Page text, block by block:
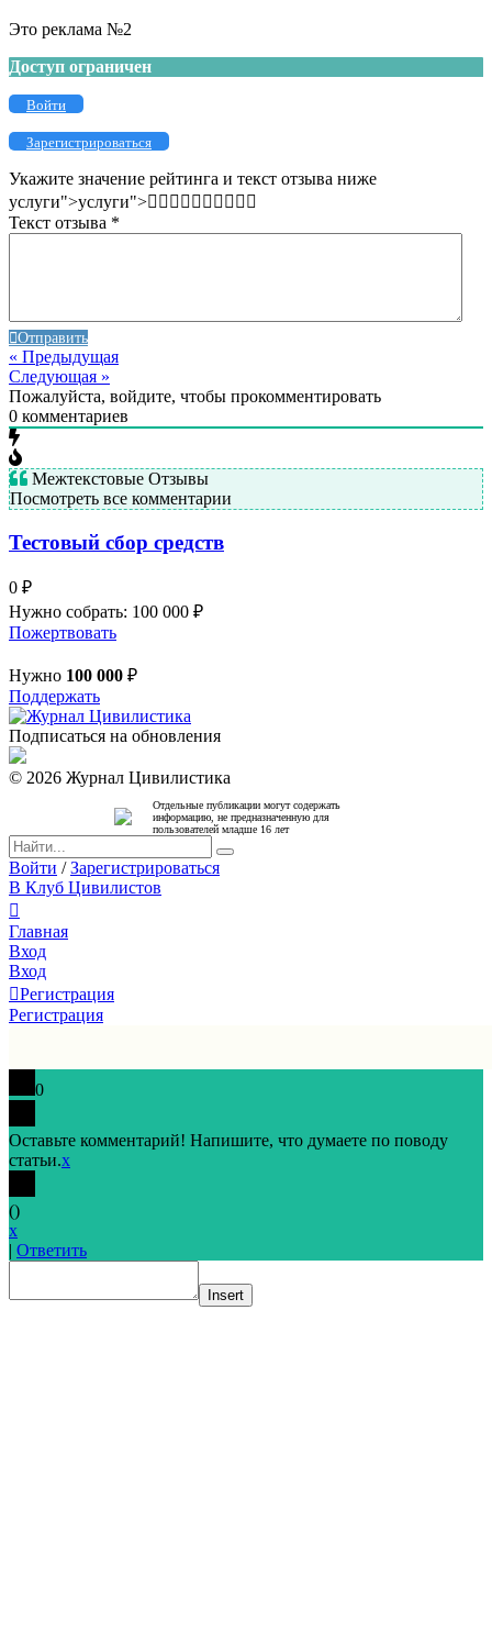
Это реклама №2
Доступ ограничен
Войти
Зарегистрироваться
Укажите значение рейтинга и текст отзыва ниже
услуги">услуги">
Текст отзыва *
Отправить
« Предыдущая
Следующая »
Пожалуйста, войдите, чтобы прокомментировать
0 комментариев
Межтекстовые Отзывы
Посмотреть все комментарии
Тестовый сбор средств
0 ₽
Нужно собрать: 100 000 ₽
Пожертвовать
Нужно 100 000 ₽
Поддержать
Подписаться на обновления
© 2026 Журнал Цивилистика
Отдельные публикации могут содержать
информацию, не предназначенную для
пользователей младше 16 лет
Войти /Зарегистрироваться
В Клуб Цивилистов
Главная
Вход
Вход
Регистрация
Регистрация
0
Оставьте комментарий! Напишите, что думаете по поводу
статьи.x
()
x
| Ответить
Insert